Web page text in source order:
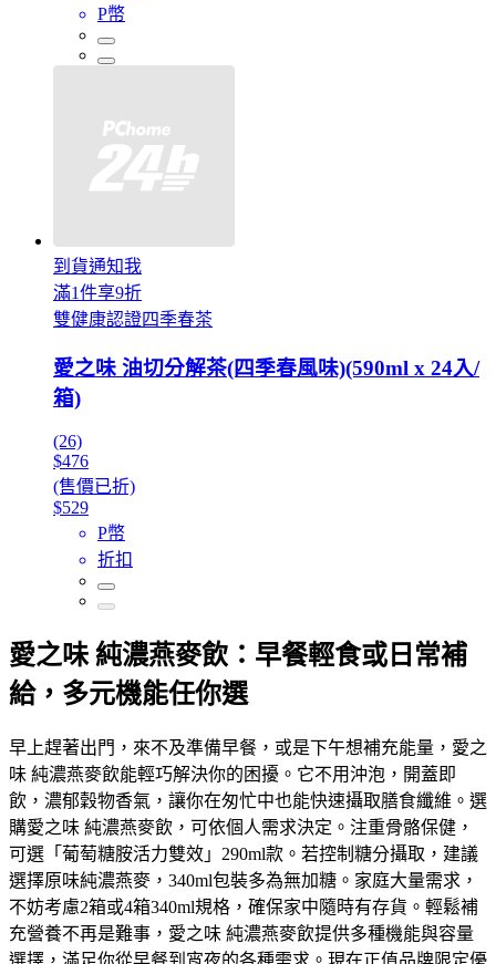
P幣
到貨通知我
滿1件享9折
雙健康認證四季春茶
愛之味 油切分解茶(四季春風味)(590ml x 24入/
箱)
(26)
$476
(售價已折)
$529
P幣
折扣
愛之味 純濃燕麥飲：早餐輕食或日常補
給，多元機能任你選
早上趕著出門，來不及準備早餐，或是下午想補充能量，愛之
味 純濃燕麥飲能輕巧解決你的困擾。它不用沖泡，開蓋即
飲，濃郁穀物香氣，讓你在匆忙中也能快速攝取膳食纖維。選
購愛之味 純濃燕麥飲，可依個人需求決定。注重骨骼保健，
可選「葡萄糖胺活力雙效」290ml款。若控制糖分攝取，建議
選擇原味純濃燕麥，340ml包裝多為無加糖。家庭大量需求，
不妨考慮2箱或4箱340ml規格，確保家中隨時有存貨。輕鬆補
充營養不再是難事，愛之味 純濃燕麥飲提供多種機能與容量
選擇，滿足你從早餐到宵夜的各種需求。現在正值品牌限定優